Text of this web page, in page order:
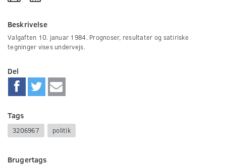
Beskrivelse
Valgaften 10. januar 1984. Prognoser, resultater og satiriske
tegninger vises undervejs.
Del
Tags
3206967 politik
Brugertags